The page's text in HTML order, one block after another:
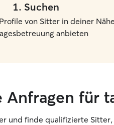
1. Suchen
von Sitter in deiner
anbieten
Anfragen für
und finde qualifizierte